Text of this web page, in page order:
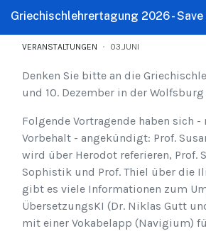
Griechischlehrertagung 2026 - Save
VERANSTALTUNGEN 03.JUNI
Denken Sie bitte an die
und 10. Dezember in der
Folgende Vortragende haben sich
Vorbehalt - angekündigt: Prof.
wird über Herodot referieren, Prof.
Sophistik und Prof. Thiel über die
gibt es viele Informationen zum
ÜbersetzungsKI (Dr. Niklas Gutt
mit einer Vokabelapp (Navigium)